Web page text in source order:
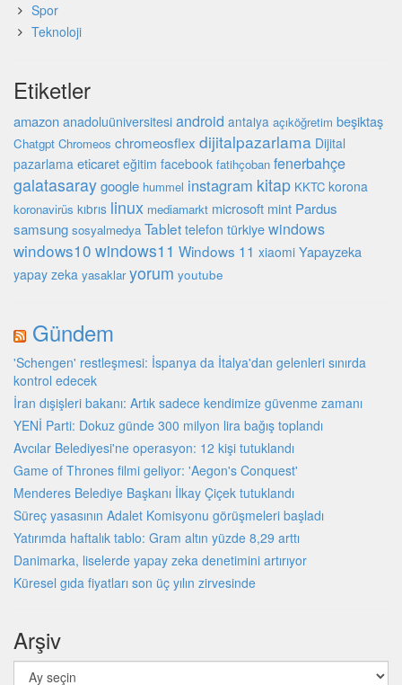
Spor
Teknoloji
Etiketler
amazon anadoluüniversitesi android antalya açıköğretim beşiktaş
Chatgpt Chromeos chromeosflex dijitalpazarlama Dijital
pazarlama eticaret eğitim facebook fatihçoban fenerbahçe
galatasaraygoogle hummel instagram kitap KKTC korona
koronavirüs kıbrıs linux mediamarkt microsoft mint Pardus
samsung sosyalmedya Tablet telefon türkiyewindows
windows10 windows11 Windows 11 xiaomi Yapayzeka
yapay zeka yasaklar yorum youtube
Gündem
'Schengen' restleşmesi: İspanya da İtalya'dan gelenleri sınırda
kontrol edecek
İran dışişleri bakanı: Artık sadece kendimize güvenme zamanı
YENİ Parti: Dokuz günde 300 milyon lira bağış toplandı
Avcılar Belediyesi'ne operasyon: 12 kişi tutuklandı
Game of Thrones filmi geliyor: 'Aegon's Conquest'
Menderes Belediye Başkanı İlkay Çiçek tutuklandı
Süreç yasasının Adalet Komisyonu görüşmeleri başladı
Yatırımda haftalık tablo: Gram altın yüzde 8,29 arttı
Danimarka, liselerde yapay zeka denetimini artırıyor
Küresel gıda fiyatları son üç yılın zirvesinde
Arşiv
Arşiv